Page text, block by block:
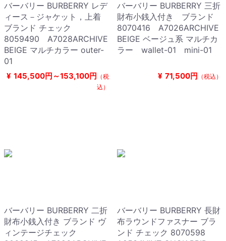
バーバリー BURBERRY レデ
ィース－ジャケット，上着
ブランド チェック
8059490 A7028ARCHIVE
BEIGE マルチカラー outer-
01
¥ 145,500円～153,100円 （税
込）
バーバリー BURBERRY 三折
財布小銭入付き ブランド
8070416 A7026ARCHIVE
BEIGE ベージュ系 マルチカ
ラー wallet-01 mini-01
¥ 71,500円 （税込）
バーバリー BURBERRY 二折
財布小銭入付き ブランド ヴ
ィンテージチェック
バーバリー BURBERRY 長財
布ラウンドファスナー ブラ
ンド チェック 8070598